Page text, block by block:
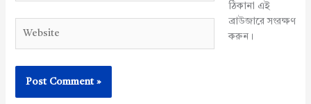
ঠিকানা এই
ব্রাউজারে সংরক্ষণ
করুন।